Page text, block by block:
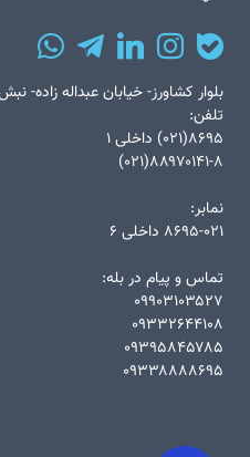
بلوار کشاورز- خیابان عبداله زاده-
تلفن:
۸۶۹۵(۰۲۱) داخلی ۱
۸۸۹۷۰۱۴۱-۸(۰۲۱)
نمابر:
۸۶۹۵-۰۲۱ داخلی ۶
تماس و پیام در بله:
۰۹۹۰۳۱۰۳۵۲۷
۰۹۳۳۲۶۴۴۱۰۸
۰۹۳۹۵۸۴۵۷۸۵
۰۹۳۳۸۸۸۸۶۹۵